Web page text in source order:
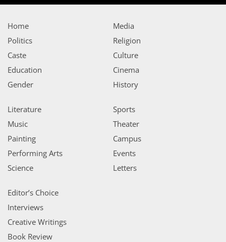
Home
Politics
Caste
Education
Gender
Media
Religion
Culture
Cinema
History
Literature
Music
Painting
Performing Arts
Science
Sports
Theater
Campus
Events
Letters
Editor’s Choice
Interviews
Creative Writings
Book Review